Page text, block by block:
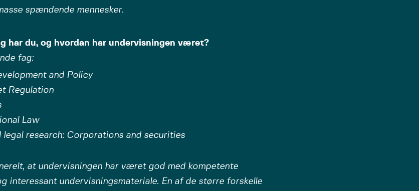
spændende mennesker.
har du, og hvordan har undervisningen været?
fag:
and Policy
Regulation
Law
legal research: Corporations and securities
at undervisningen har været god med kompetente
interessant undervisningsmateriale. En af de større forskelle